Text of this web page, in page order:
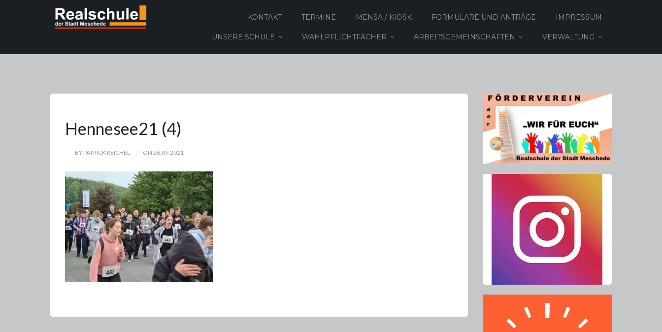
KONTAKT TERMINE MENSA / KIOSK FORMULARE UND ANTRÄGE IMPRESSUM
UNSERE SCHULE WAHLPFLICHTFÄCHER ARBEITSGEMEINSCHAFTEN VERWALTUNG
Hennesee21 (4)
BY PATRICK REICHEL ON 26.09.2021